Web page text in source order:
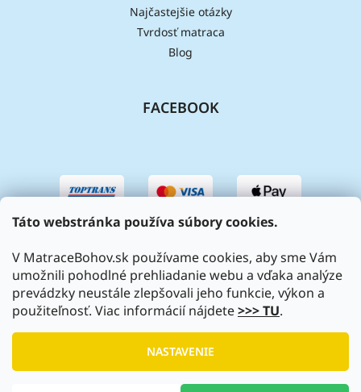
Táto webstránka používa súbory cookies.
V MatraceBohov.sk používame cookies, aby sme Vám
umožnili pohodlné prehliadanie webu a vďaka analýze
prevádzky neustále zlepšovali jeho funkcie, výkon a
použiteľnosť. Viac informácií nájdete>>> TU.
NASTAVENIE
Najčastejšie otázky
Tvrdosť matraca
Blog
FACEBOOK